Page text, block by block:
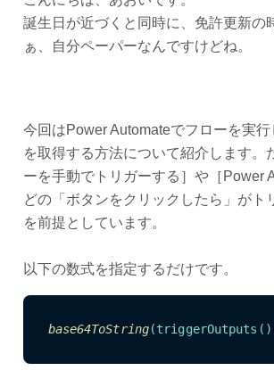
誕生日が近づくと同時に、免許更新の
ぁ、自分ペーパーなんですけどね。
今回はPower Automateでフローを実
を取得する方法について紹介します。
ーを手動でトリガーする］や［Power
どの「ボタンをクリックしたら」がト
を前提としています。
以下の数式を指定するだけです。
base64ToString(triggerOutputs()